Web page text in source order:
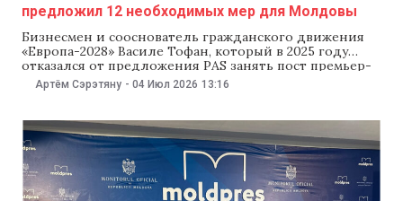
предложил 12 необходимых мер для Молдовы
Бизнесмен и сооснователь гражданского движения
«Европа-2028» Василе Тофан, который в 2025 году
отказался от предложения PAS занять пост премьер-
министра, перечислил 12 мер, которые, по его
мнению, необходимы Молдове. Среди них —
труда в государственном секторе, пересмотр
Трудового кодекса, мораторий на проверки бизнеса и
повышение тарифа
Артём Сэрэтяну - 04 Июл 2026 13:16